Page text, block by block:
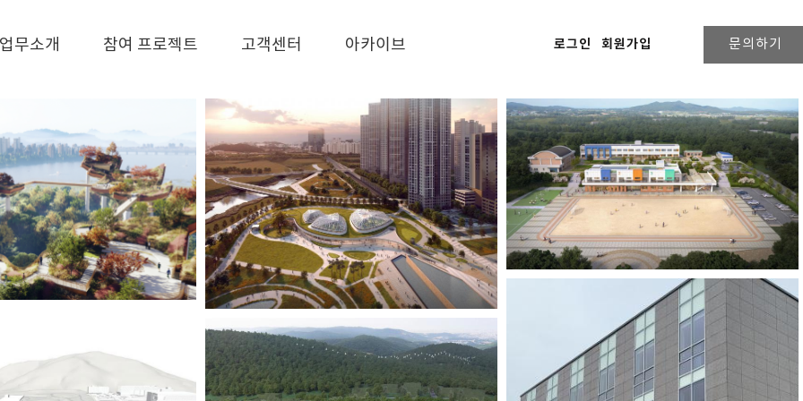
업무소개 참여 프로젝트 고객센터 아카이브 로그인 회원가입 문의하기